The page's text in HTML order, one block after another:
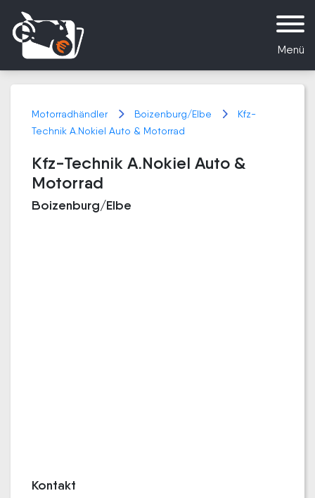
Menü
Motorradhändler Boizenburg/Elbe
Kfz-
Technik A.Nokiel Auto & Motorrad
Kfz-Technik A.Nokiel Auto &
Motorrad
Boizenburg/Elbe
Kontakt